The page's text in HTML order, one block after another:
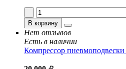
В корзину
Нет отзывов
Есть в наличии
Компрессор